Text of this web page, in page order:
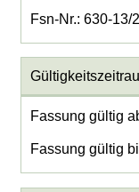
Fsn-Nr.: 630-13/2
Fassung gültig
Fassung gültig